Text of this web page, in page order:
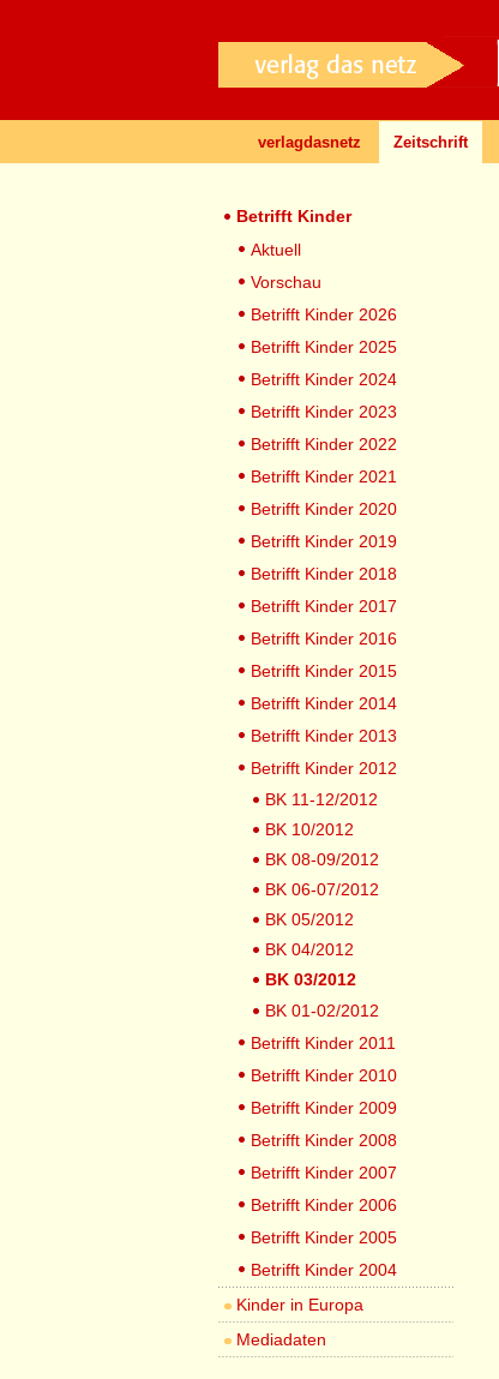
verlagdasnetz Zeitschrift
Betrifft Kinder
Aktuell
Vorschau
Betrifft Kinder 2026
Betrifft Kinder 2025
Betrifft Kinder 2024
Betrifft Kinder 2023
Betrifft Kinder 2022
Betrifft Kinder 2021
Betrifft Kinder 2020
Betrifft Kinder 2019
Betrifft Kinder 2018
Betrifft Kinder 2017
Betrifft Kinder 2016
Betrifft Kinder 2015
Betrifft Kinder 2014
Betrifft Kinder 2013
Betrifft Kinder 2012
BK 11-12/2012
BK 10/2012
BK 08-09/2012
BK 06-07/2012
BK 05/2012
BK 04/2012
BK 03/2012
BK 01-02/2012
Betrifft Kinder 2011
Betrifft Kinder 2010
Betrifft Kinder 2009
Betrifft Kinder 2008
Betrifft Kinder 2007
Betrifft Kinder 2006
Betrifft Kinder 2005
Betrifft Kinder 2004
Kinder in Europa
Mediadaten